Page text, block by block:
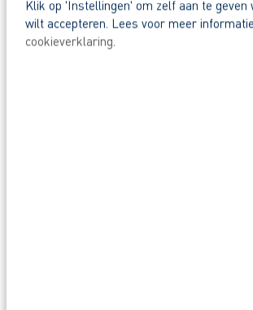
Klik op 'Instellingen' om zelf aan te geven
wilt accepteren. Lees voor meer
cookieverklaring.
Een opleidingsvoucher van
Heb je eerst nog vragen? Stel
Voornaam*